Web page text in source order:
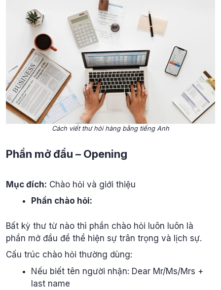
Cách viết thư hỏi hàng bằng tiếng Anh
Phần mở đầu – Opening
Mục đích: Chào hỏi và giới thiệu
Phần chào hỏi:
Bất kỳ thư từ nào thì phần chào hỏi luôn luôn là
phần mở đầu để thể hiện sự trân trọng và lịch sự.
Cấu trúc chào hỏi thường dùng:
Nếu biết tên người nhận: Dear Mr/Ms/Mrs +
last name